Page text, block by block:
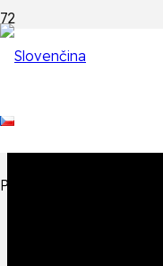
Produkt
Epizódy
Späť na zoznam epizód